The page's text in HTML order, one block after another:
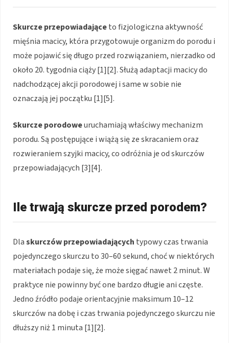
Skurcze przepowiadająceto fizjologiczna aktywność
mięśnia macicy, która przygotowuje organizm do porodu i
może pojawić się długo przed rozwiązaniem, nierzadko od
około 20. tygodnia ciąży [1][2]. Służą adaptacji macicy do
nadchodzącej akcji porodowej i same w sobie nie
oznaczają jej początku [1][5].
Skurcze porodoweuruchamiają właściwy mechanizm
porodu. Są postępujące i wiążą się ze skracaniem oraz
rozwieraniem szyjki macicy, co odróżnia je od skurczów
przepowiadających [3][4].
Ile trwają skurcze przed porodem?
Dlaskurczów przepowiadających typowy czas trwania
pojedynczego skurczu to 30–60 sekund, choć w niektórych
materiałach podaje się, że może sięgać nawet 2 minut. W
praktyce nie powinny być one bardzo długie ani częste.
Jedno źródło podaje orientacyjnie maksimum 10–12
skurczów na dobę i czas trwania pojedynczego skurczu nie
dłuższy niż 1 minuta [1][2].